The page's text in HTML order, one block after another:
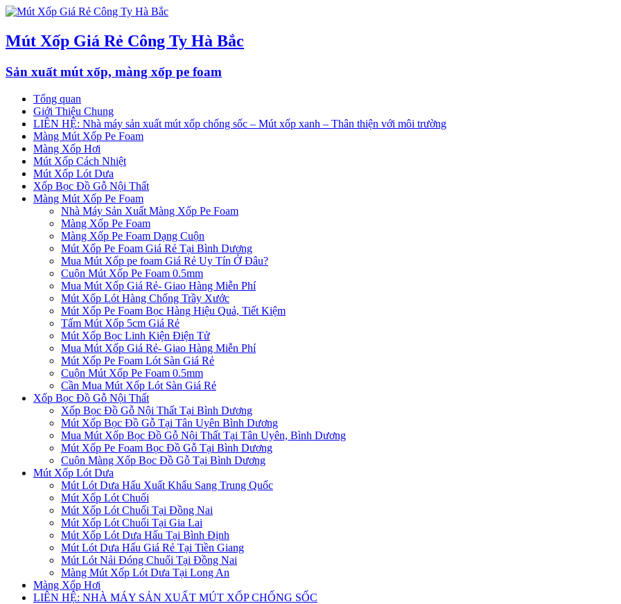
Mút Xốp Giá Rẻ Công Ty Hà Bắc
Sản xuất mút xốp, màng xốp pe foam
Tổng quan
Giới Thiệu Chung
LIÊN HỆ: Nhà máy sản xuất mút xốp chống sốc – Mút xốp xanh – Thân thiện với môi trường
Màng Mút Xốp Pe Foam
Màng Xốp Hơi
Mút Xốp Cách Nhiệt
Mút Xốp Lót Dưa
Xốp Bọc Đồ Gỗ Nội Thất
Màng Mút Xốp Pe Foam
Nhà Máy Sản Xuất Màng Xốp Pe Foam
Màng Xốp Pe Foam
Màng Xốp Pe Foam Dạng Cuộn
Mút Xốp Pe Foam Giá Rẻ Tại Bình Dương
Mua Mút Xốp pe foam Giá Rẻ Uy Tín Ở Đâu?
Cuộn Mút Xốp Pe Foam 0.5mm
Mua Mút Xốp Giá Rẻ- Giao Hàng Miễn Phí
Mút Xốp Lót Hàng Chống Trầy Xước
Mút Xốp Pe Foam Bọc Hàng Hiệu Quả, Tiết Kiệm
Tấm Mút Xốp 5cm Giá Rẻ
Mút Xốp Bọc Linh Kiện Điện Tử
Mua Mút Xốp Giá Rẻ- Giao Hàng Miễn Phí
Mút Xốp Pe Foam Lót Sàn Giá Rẻ
Cuộn Mút Xốp Pe Foam 0.5mm
Cần Mua Mút Xốp Lót Sàn Giá Rẻ
Xốp Bọc Đồ Gỗ Nội Thất
Xốp Bọc Đồ Gỗ Nội Thất Tại Bình Dương
Mút Xốp Bọc Đồ Gỗ Tại Tân Uyên Bình Dương
Mua Mút Xốp Bọc Đồ Gỗ Nội Thất Tại Tân Uyên, Bình Dương
Mút Xốp Pe Foam Bọc Đồ Gỗ Tại Bình Dương
Cuộn Màng Xốp Bọc Đồ Gỗ Tại Bình Dương
Mút Xốp Lót Dưa
Mút Lót Dưa Hấu Xuất Khẩu Sang Trung Quốc
Mút Xốp Lót Chuối
Mút Xốp Lót Chuối Tại Đồng Nai
Mút Xốp Lót Chuối Tại Gia Lai
Mút Xốp Lót Dưa Hấu Tại Bình Định
Mút Lót Dưa Hấu Giá Rẻ Tại Tiền Giang
Mút Lót Nải Đóng Chuối Tại Đồng Nai
Màng Mút Xốp Lót Dưa Tại Long An
Màng Xốp Hơi
LIÊN HỆ: NHÀ MÁY SẢN XUẤT MÚT XỐP CHỐNG SỐC